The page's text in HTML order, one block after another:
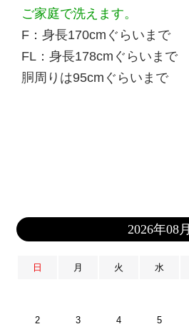
ご家庭で洗えます。
F：身長170cmぐらいまで
FL：身長178cmぐらいまで
胴周りは95cmぐらいまで
2026年08月
日 月 火 水
2 3 4 5